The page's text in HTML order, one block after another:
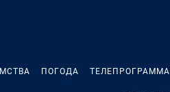
ПОГОДА ТЕЛЕПРОГРАММА